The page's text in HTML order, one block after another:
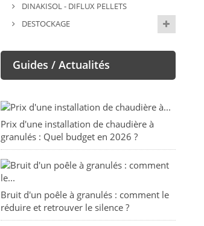
Manchon de
- DINAK
52,00 €
Kit vertical
491,21 €
DINAKISOL - DIFLUX PELLETS
DESTOCKAGE
Guides / Actualités
Prix d'une installation de chaudière à
granulés : Quel budget en 2026 ?
Bruit d'un poêle à granulés : comment le
réduire et retrouver le silence ?